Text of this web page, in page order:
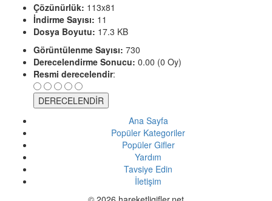
Çözünürlük: 113x81
İndirme Sayısı: 11
Dosya Boyutu: 17.3 KB
Görüntülenme Sayısı: 730
Derecelendirme Sonucu: 0.00 (0 Oy)
Resmi derecelendir:
Ana Sayfa
Popüler Kategoriler
Popüler Gifler
Yardım
Tavsiye Edin
İletişim